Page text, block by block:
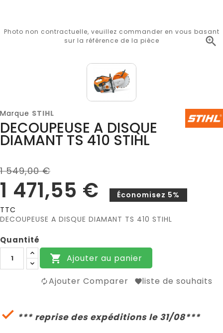

Photo non contractuelle, veuillez commander en vous basant
sur la référence de la pièce
Marque STIHL
DECOUPEUSE A DISQUE
DIAMANT TS 410 STIHL
1 549,00 €
1 471,55 €
Économisez 5%
TTC
DECOUPEUSE A DISQUE DIAMANT TS 410 STIHL
Quantité
 Ajouter au panier
Ajouter Comparer liste de souhaits
 *** reprise des expéditions le 31/08***